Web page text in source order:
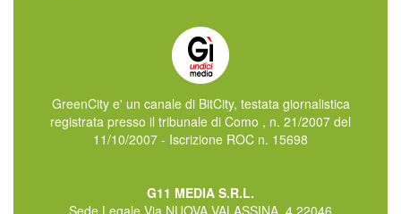
GreenCity e' un canale di BitCity, testata giornalistica
registrata presso il tribunale di Como , n. 21/2007 del
11/10/2007 - Iscrizione ROC n. 15698
G11 MEDIA S.R.L.